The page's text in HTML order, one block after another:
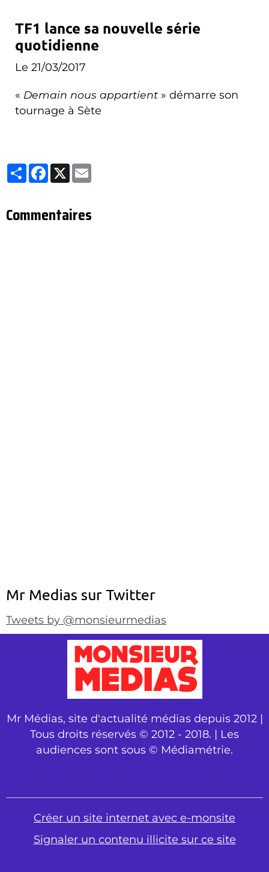
TF1 lance sa nouvelle série
quotidienne
Le 21/03/2017
« Demain nous appartient » démarre son
tournage à Sète
Partager
Facebook
X
Commentaires
Mr Medias sur Twitter
Tweets by @monsieurmedias
Mr Médias, site d'actualité médias depuis 2012 |
Tous droits réservés © 2012 - 2018. | Les
audiences sont sous © Médiamétrie.
Créer un site internet avec e-monsite
Signaler un contenu illicite sur ce site